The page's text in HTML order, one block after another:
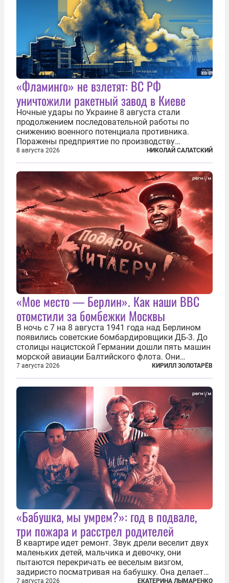
«Фламинго» не взлетят: ВС РФ
уничтожили ракетный завод в Киеве
Ночные удары по Украине 8 августа стали
продолжением последовательной работы по
снижению военного потенциала противника.
Поражены предприятие по производству
крылатых ракет, крупный склад топлива и два
сухогруза с военными грузами. Дополнительно
нанесены удары по объектам в ряде городов. В
Киеве...
8 августа 2026 НИКОЛАЙ САЛАТСКИЙ
«Мое место — Берлин». Как наши ВВС
отомстили за бомбежки Москвы
В ночь с 7 на 8 августа 1941 года над Берлином
появились советские бомбардировщики ДБ-3. До
столицы нацистской Германии дошли пять машин
морской авиации Балтийского флота. Они
сбросили бомбы на город, который в тот момент
жил в полной уверенности, что война идет где-то
далеко на востоке, Красная...
7 августа 2026 КИРИЛЛ ЗОЛОТАРЁВ
«Бабушка, мы умрем?»: год в подвале,
три пожара и расстрел родителей
В квартире идет ремонт. Звук дрели веселит двух
маленьких детей, мальчика и девочку, они
пытаются перекричать ее веселым визгом,
задиристо посматривая на бабушку. Она делает
7 августа 2026 ЕКАТЕРИНА ЛЫМАРЕНКО